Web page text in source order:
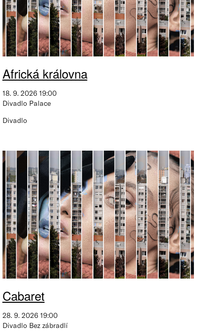
Africká královna
18. 9. 2026 19:00
Divadlo Palace
Divadlo
Cabaret
28. 9. 2026 19:00
Divadlo Bez zábradlí